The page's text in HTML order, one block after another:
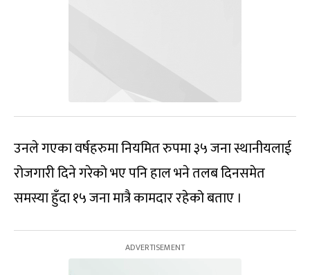
उनले गएका वर्षहरुमा नियमित रुपमा ३५ जना स्थानीयलाई
रोजगारी दिने गरेको भए पनि हाल भने तलब दिनसमेत
समस्या हुँदा १५ जना मात्रै कामदार रहेको बताए ।